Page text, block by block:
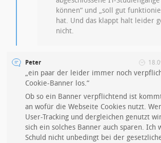
können“ und „soll gut
hat. Und das klappt halt leider
nicht.
Peter
„ein paar der leider immer noch
Cookie-Banner los.“
Ob so ein Banner verpflichtend ist
an wofür die Webseite Cookies nutzt.
User-Tracking und dergleichen genutzt
sich ein solches Banner auch sparen. Ich
Schuld nicht unbedingt bei der